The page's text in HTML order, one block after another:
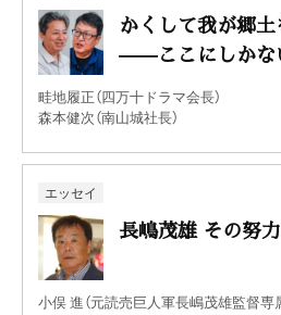
かくして我が郷
——ここにしかな
畦地履正（四万十ドラマ会長）
森本健次（南山城社長）
エッセイ
長嶋茂雄 その努
小俣 進（元読売巨人軍長嶋茂雄監督専